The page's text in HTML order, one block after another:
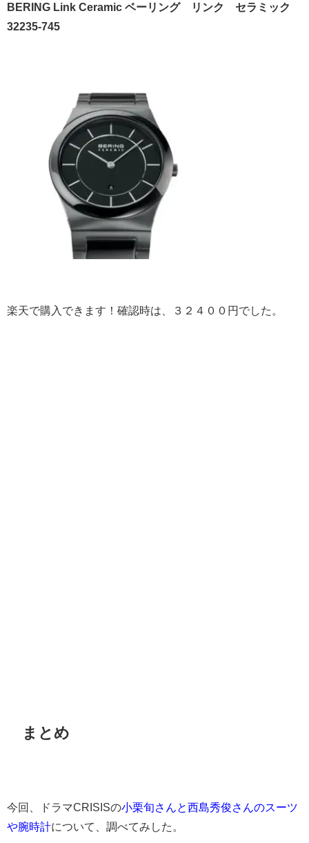
BERING Link Ceramic ベーリング リンク セラミック
32235-745
楽天で購入できます！確認時は、３２４００円でした。
まとめ
今回、ドラマCRISISの小栗旬さんと西島秀俊さんのスーツ
や腕時計について、調べてみした。